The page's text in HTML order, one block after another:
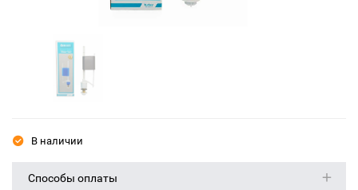
В наличии
Способы оплаты